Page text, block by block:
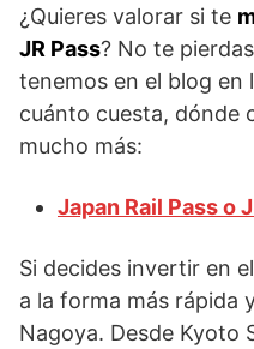
¿Quieres valorar si te
JR Pass? No te
tenemos en el blog en
cuánto cuesta, dónde
mucho más:
Japan Rail Pass o
Si decides invertir en
a la forma más rápida
Nagoya. Desde Kyoto